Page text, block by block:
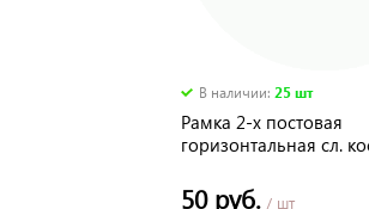
В наличии: 25 шт
Рамка 2-х постовая
горизонтальная сл.
50 руб. / шт